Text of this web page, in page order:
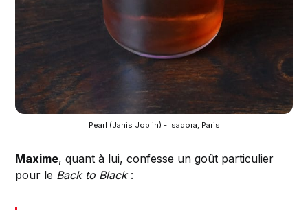
Pearl (Janis Joplin) - Isadora, Paris
Maxime, quant à lui, confesse un goût particulier
pour le Back to Black: